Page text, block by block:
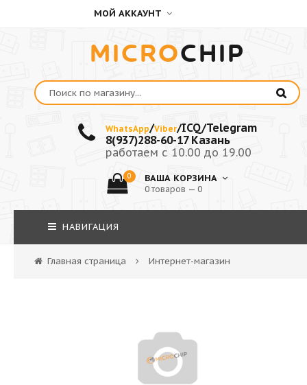
МОЙ АККАУНТ
MICROCHIP
WhatsApp/Viber/ICQ/Telegram
8(937)288-60-17 Казань
работаем с 10.00 до 19.00
0 ВАША КОРЗИНА
0 товаров — 0
НАВИГАЦИЯ
Главная страница Интернет-магазин